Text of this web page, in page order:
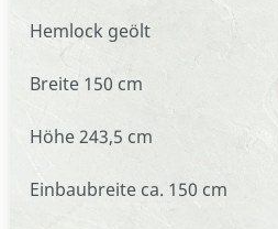
Hemlock geölt
Breite 150 cm
Höhe 243,5 cm
Einbaubreite ca. 150 cm